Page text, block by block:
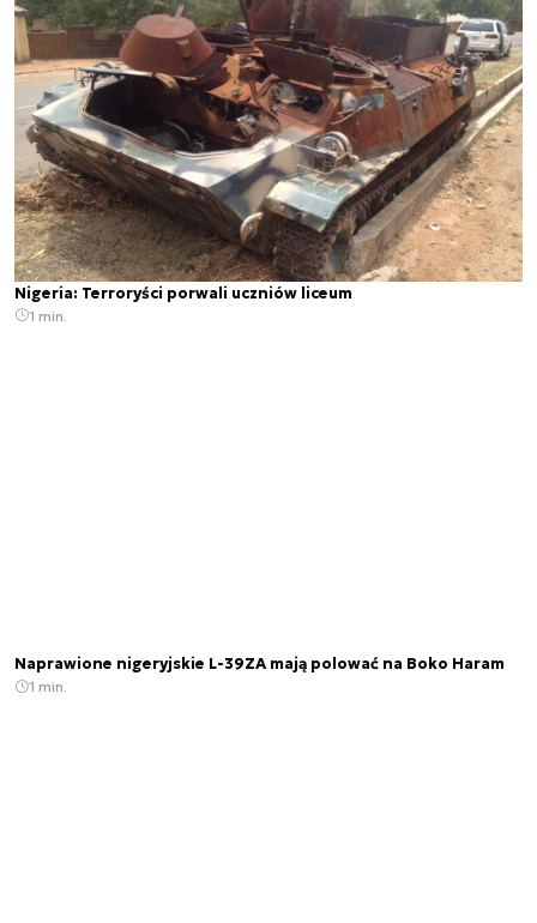
Nigeria: Terroryści porwali uczniów liceum
1 min.
Naprawione nigeryjskie L-39ZA mają polować na Boko Haram
1 min.